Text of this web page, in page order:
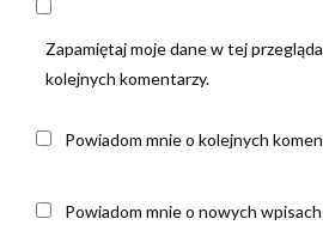
Zapamiętaj moje dane w tej
kolejnych komentarzy.
Powiadom mnie o kolejnych
Powiadom mnie o nowych